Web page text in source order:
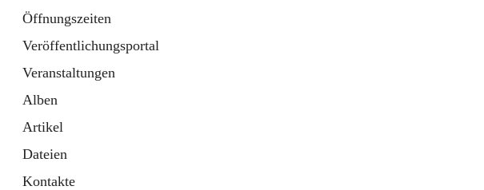
Öffnungszeiten
Veröffentlichungsportal
Veranstaltungen
Alben
Artikel
Dateien
Kontakte